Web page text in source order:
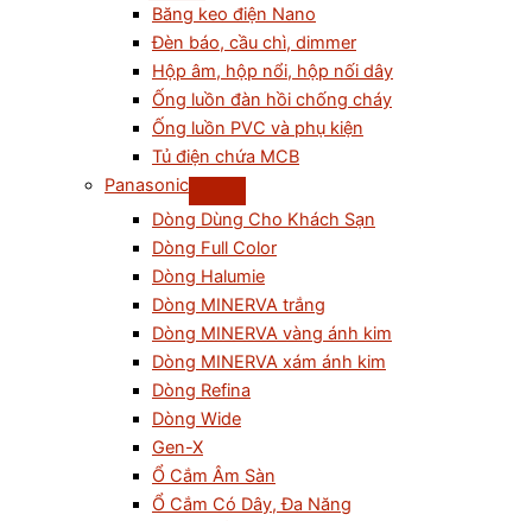
Băng keo điện Nano
Đèn báo, cầu chì, dimmer
Hộp âm, hộp nổi, hộp nối dây
Ống luồn đàn hồi chống cháy
Ống luồn PVC và phụ kiện
Tủ điện chứa MCB
Panasonic
Dòng Dùng Cho Khách Sạn
Dòng Full Color
Dòng Halumie
Dòng MINERVA trắng
Dòng MINERVA vàng ánh kim
Dòng MINERVA xám ánh kim
Dòng Refina
Dòng Wide
Gen-X
Ổ Cắm Âm Sàn
Ổ Cắm Có Dây, Đa Năng